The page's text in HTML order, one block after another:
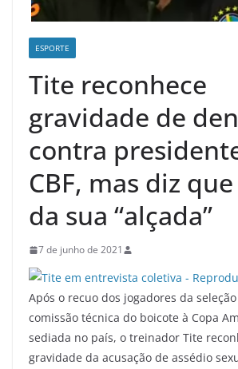
ESPORTE
Tite reconhece
gravidade de
contra
CBF, mas diz
da sua “alçada”
7 de junho de 2021
Após o recuo dos jogadores da
comissão técnica do boicote à Copa
sediada no país, o treinador Tite
gravidade da acusação de assédio